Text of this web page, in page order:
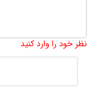
نظر خود را وارد کنید